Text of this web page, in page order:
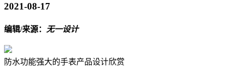
2021-08-17
编辑/来源： 无一设计
防水功能强大的手表产品设计欣赏